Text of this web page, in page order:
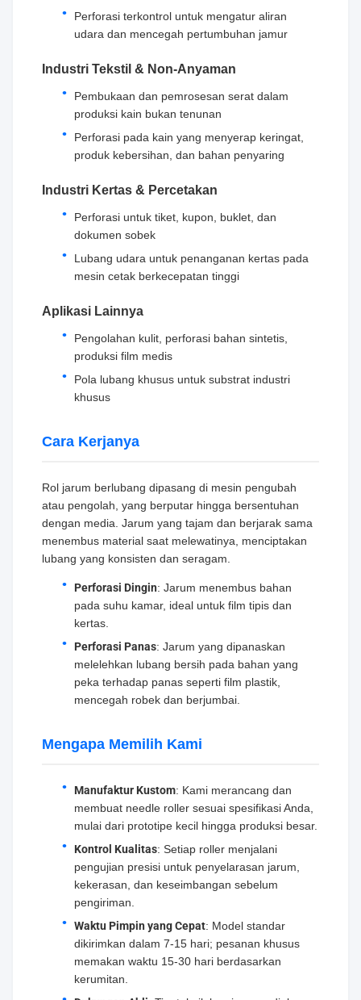
Perforasi terkontrol untuk mengatur aliran
udara dan mencegah pertumbuhan jamur
Industri Tekstil & Non-Anyaman
Pembukaan dan pemrosesan serat dalam
produksi kain bukan tenunan
Perforasi pada kain yang menyerap keringat,
produk kebersihan, dan bahan penyaring
Industri Kertas & Percetakan
Perforasi untuk tiket, kupon, buklet, dan
dokumen sobek
Lubang udara untuk penanganan kertas pada
mesin cetak berkecepatan tinggi
Aplikasi Lainnya
Pengolahan kulit, perforasi bahan sintetis,
produksi film medis
Pola lubang khusus untuk substrat industri
khusus
Cara Kerjanya
Rol jarum berlubang dipasang di mesin pengubah
atau pengolah, yang berputar hingga bersentuhan
dengan media. Jarum yang tajam dan berjarak sama
menembus material saat melewatinya, menciptakan
lubang yang konsisten dan seragam.
Perforasi Dingin: Jarum menembus bahan
pada suhu kamar, ideal untuk film tipis dan
kertas.
Perforasi Panas: Jarum yang dipanaskan
melelehkan lubang bersih pada bahan yang
peka terhadap panas seperti film plastik,
mencegah robek dan berjumbai.
Mengapa Memilih Kami
Manufaktur Kustom: Kami merancang dan
membuat needle roller sesuai spesifikasi Anda,
mulai dari prototipe kecil hingga produksi besar.
Kontrol Kualitas: Setiap roller menjalani
pengujian presisi untuk penyelarasan jarum,
kekerasan, dan keseimbangan sebelum
pengiriman.
Waktu Pimpin yang Cepat: Model standar
dikirimkan dalam 7-15 hari; pesanan khusus
memakan waktu 15-30 hari berdasarkan
kerumitan.